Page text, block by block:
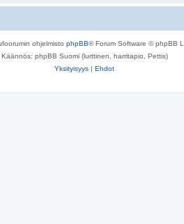
ohjelmisto phpBB® Forum Software © phpBB
Käännös: phpBB Suomi (lurttinen, harritapio, Pettis)
Yksityisyys | Ehdot